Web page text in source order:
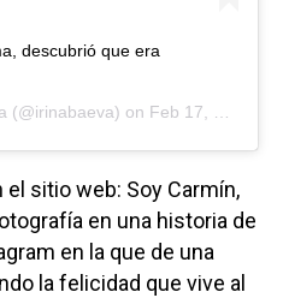
descubrió que era
(@irinabaeva) on Feb 17, 2019 at 11:26am PST
sitio web: Soy Carmín,
en una historia de
en la que de una
la felicidad que vive al